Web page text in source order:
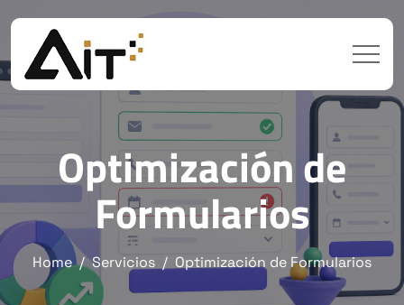
Optimización de
Formularios
Home Servicios Optimización de Formularios